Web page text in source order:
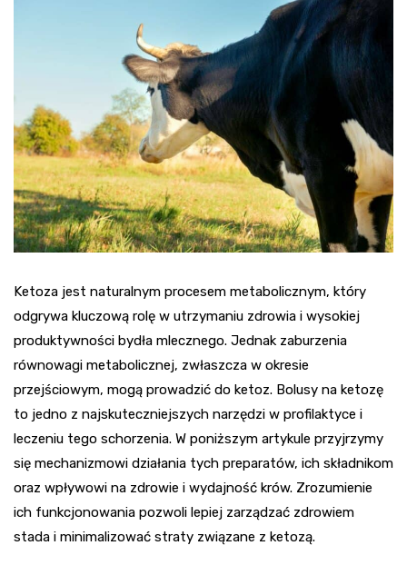
Ketoza jest naturalnym procesem metabolicznym, który
odgrywa kluczową rolę w utrzymaniu zdrowia i wysokiej
produktywności bydła mlecznego. Jednak zaburzenia
równowagi metabolicznej, zwłaszcza w okresie
przejściowym, mogą prowadzić do ketoz. Bolusy na ketozę
to jedno z najskuteczniejszych narzędzi w profilaktyce i
leczeniu tego schorzenia. W poniższym artykule przyjrzymy
się mechanizmowi działania tych preparatów, ich składnikom
oraz wpływowi na zdrowie i wydajność krów. Zrozumienie
ich funkcjonowania pozwoli lepiej zarządzać zdrowiem
stada i minimalizować straty związane z ketozą.